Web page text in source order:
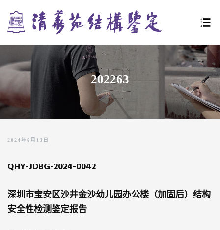
202263
2024年6月13日
QHY-JDBG-2024-0042
深圳市宝安区沙井金沙幼儿园办公楼（加固后）结构
安全性检测鉴定报告